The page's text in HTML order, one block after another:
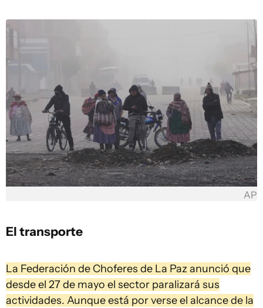
AP
El transporte
La Federación de Choferes de La Paz anunció que
desde el 27 de mayo el sector paralizará sus
actividades. Aunque está por verse el alcance de la